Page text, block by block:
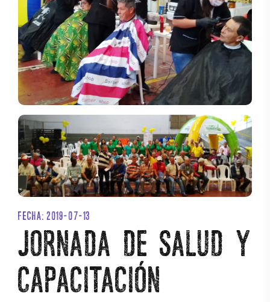
FECHA: 2019-07-13
JORNADA DE SALUD Y
CAPACITACIÓN